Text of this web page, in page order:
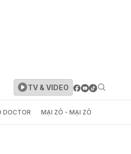
TV & VIDEO
DOCTOR MẠI ZÔ - MẠI ZÔ